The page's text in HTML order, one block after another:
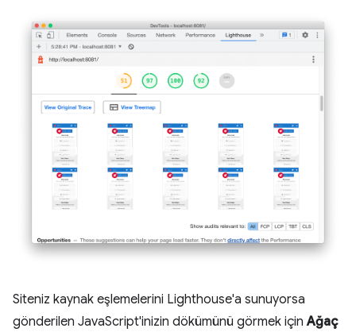
Siteniz kaynak eşlemelerini Lighthouse'a sunuyorsa
gönderilen JavaScript'inizin dökümünü görmek içinAğaç